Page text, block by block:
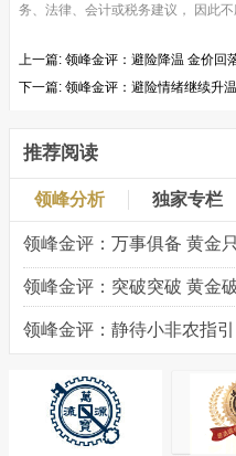
务、法律、会计或税务建议， 因此不
上一篇: 领峰金评：避险降温 金价回
下一篇: 领峰金评：避险情绪继续升
推荐阅读
领峰分析 独家专栏
领峰金评：突破突破 黄金